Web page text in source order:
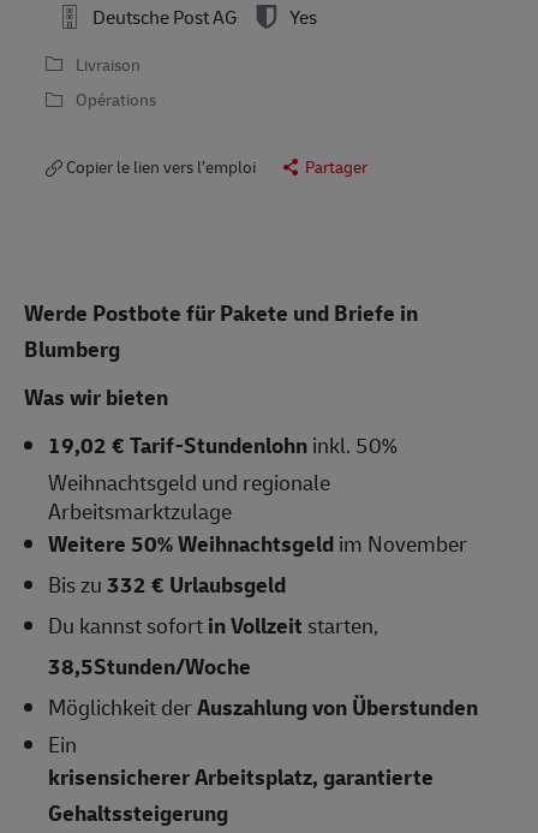
Deutsche Post AG
Yes
Livraison
Opérations
Copier le lien vers l’emploi Partager
Werde Postbote für Pakete und Briefe in
Blumberg
Was wir bieten
19,02 € Tarif-Stundenlohninkl. 50%
Weihnachtsgeld und regionale
Arbeitsmarktzulage
Weitere 50% Weihnachtsgeldim November
Bis zu332 € Urlaubsgeld
Du kannst sofortin Vollzeit starten,
38,5Stunden/Woche
Möglichkeit derAuszahlung von Überstunden
Ein
krisensicherer Arbeitsplatz, garantierte
Gehaltssteigerung